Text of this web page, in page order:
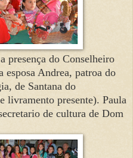
do Conselheiro
Andrea, patroa do
de Santana do
livramento presente). Paula
de cultura de Dom